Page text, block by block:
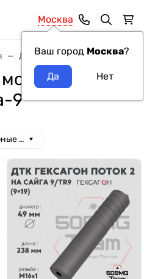
Москва
Ваш город Москва?
ДТК и Банки ДТК Гексагон
9
сначала